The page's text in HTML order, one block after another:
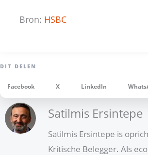
Bron: HSBC
Facebook X LinkedIn
Satilmis Ersintepe
Satilmis Ersintepe is
Kritische Belegger. Als